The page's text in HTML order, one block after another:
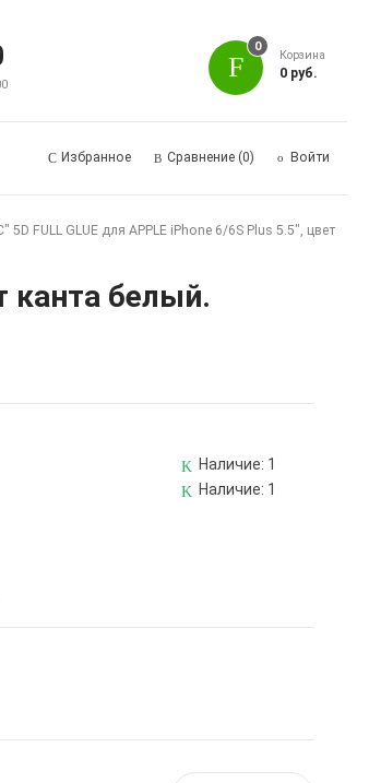
0
Корзина
0 руб.
Избранное Сравнение (0) Войти
5D FULL GLUE для APPLE iPhone 6/6S Plus 5.5", цвет
канта белый.
Наличие: 1
Наличие: 1